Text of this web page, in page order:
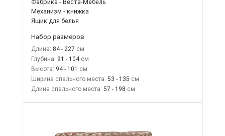
Фабрика - Веста-Мебель
Механизм - книжка
Ящик для белья
Набор размеров
Длина: 84 - 227
Глубина: 91 - 104
Высота: 94 - 101
Ширина спального места: 53 - 135
Длина спального места: 57 - 198